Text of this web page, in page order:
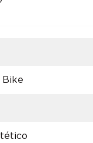
Bike